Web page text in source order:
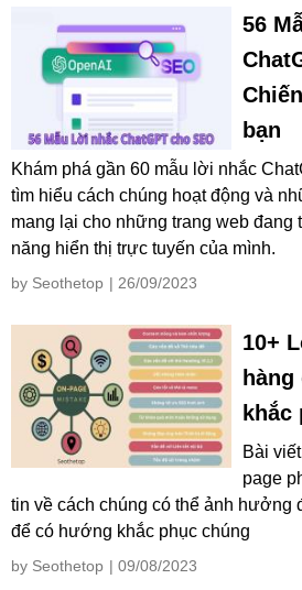
56
bạn
Khám phá gần 60 mẫu lời nhắc
tìm hiểu cách chúng hoạt động và
mang lại cho những trang web đang
năng hiển thị trực tuyến của mình.
by Seothetop | 26/09/2023
10+
hàng
khắc
Bài
page
tin về cách chúng có thể ảnh hưởng
để có hướng khắc phục chúng
by Seothetop | 09/08/2023